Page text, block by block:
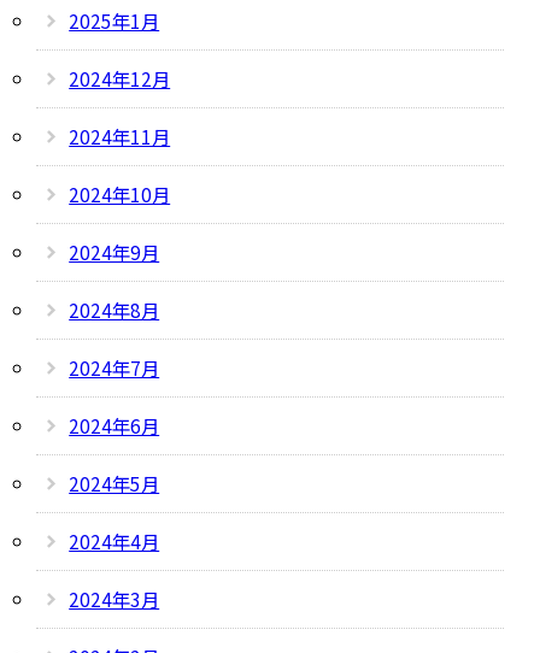
2025年1月
2024年12月
2024年11月
2024年10月
2024年9月
2024年8月
2024年7月
2024年6月
2024年5月
2024年4月
2024年3月